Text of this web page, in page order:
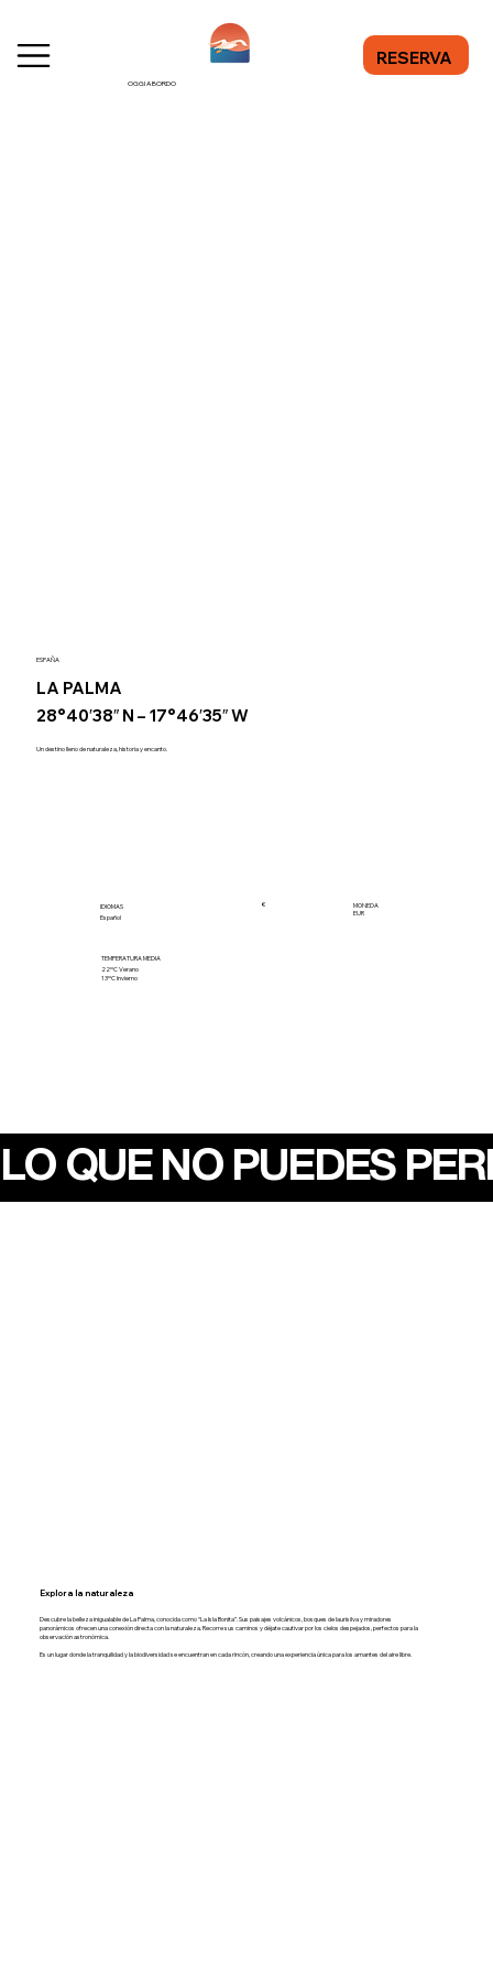
RESERVA
OGGI A BORDO
ESPAÑA
LA PALMA
28°40′38″ N – 17°46′35″ W
Un destino lleno de naturaleza, historia y encanto.
IDIOMAS
Español
€
MONEDA
EUR
TEMPERATURA MEDIA
22ºC Verano
13ºC Invierno
LO QUE NO PUEDES
Explora la naturaleza
Descubre la belleza inigualable de La Palma, conocida como “La Isla Bonita”. Sus paisajes volcánicos, bosques de laurisilva y miradores
panorámicos ofrecen una conexión directa con la naturaleza. Recorre sus caminos y déjate cautivar por los cielos despejados, perfectos para la
observación astronómica.
Es un lugar donde la tranquilidad y la biodiversidad se encuentran en cada rincón, creando una experiencia única para los amantes del aire libre.